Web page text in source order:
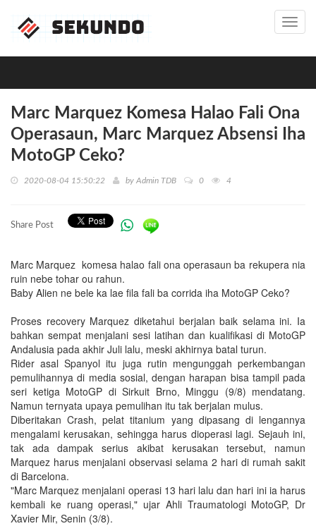
Marc Marquez Komesa Halao Fali Ona
Operasaun, Marc Marquez Absensi Iha
MotoGP Ceko?
2020-08-04 15:50:22 by Admin TDB 0 4
Share Post
Marc Marquez komesa halao fali ona operasaun ba rekupera nia
ruin nebe tohar ou rahun.
Baby Alien ne bele ka lae fila fali ba corrida iha MotoGP Ceko?
Proses recovery Marquez diketahui berjalan baik selama ini. Ia
bahkan sempat menjalani sesi latihan dan kualifikasi di MotoGP
Andalusia pada akhir Juli lalu, meski akhirnya batal turun.
Rider asal Spanyol itu juga rutin mengunggah perkembangan
pemulihannya di media sosial, dengan harapan bisa tampil pada
seri ketiga MotoGP di Sirkuit Brno, Minggu (9/8) mendatang.
Namun ternyata upaya pemulihan itu tak berjalan mulus.
Diberitakan Crash, pelat titanium yang dipasang di lengannya
mengalami kerusakan, sehingga harus dioperasi lagi. Sejauh ini,
tak ada dampak serius akibat kerusakan tersebut, namun
Marquez harus menjalani observasi selama 2 hari di rumah sakit
di Barcelona.
"Marc Marquez menjalani operasi 13 hari lalu dan hari ini ia harus
kembali ke ruang operasi," ujar Ahli Traumatologi MotoGP, Dr
Xavier Mir, Senin (3/8).